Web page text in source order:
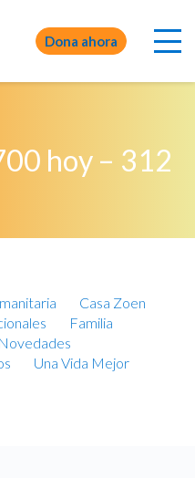
Dona ahora
hoy – 312
Casa Zoen
Familia
Novedades
Una Vida Mejor